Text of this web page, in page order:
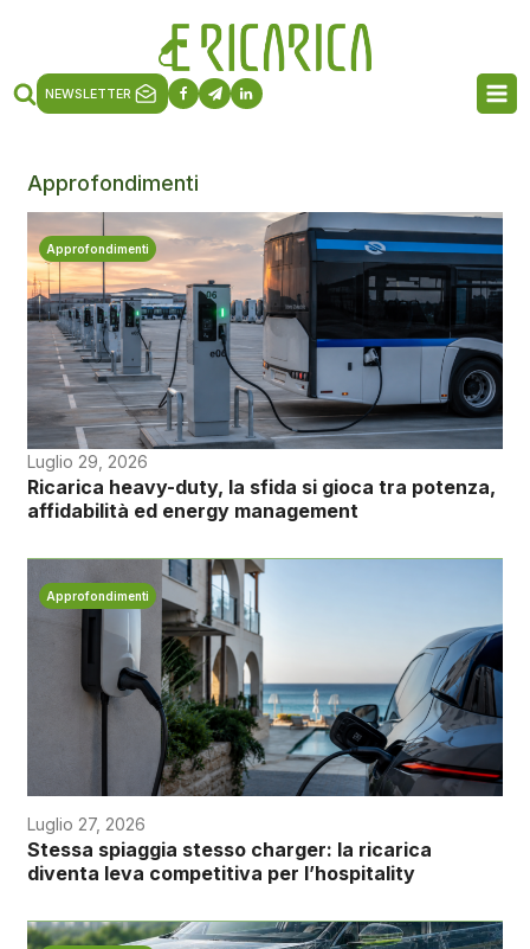
NEWSLETTER
Approfondimenti
Approfondimenti
Luglio 29, 2026
Ricarica heavy-duty, la sfida si gioca tra potenza,
affidabilità ed energy management
Approfondimenti
Luglio 27, 2026
Stessa spiaggia stesso charger: la ricarica
diventa leva competitiva per l’hospitality